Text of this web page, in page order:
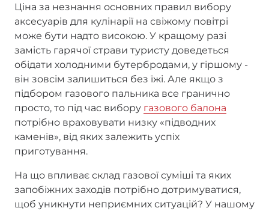
Ціна за незнання основних правил вибору
аксесуарів для кулінарії на свіжому повітрі
може бути надто високою. У кращому разі
замість гарячої страви туристу доведеться
обідати холодними бутербродами, у гіршому -
він зовсім залишиться без їжі. Але якщо з
підбором газового пальника все гранично
просто, то під час вибору газового балона
потрібно враховувати низку «підводних
каменів», від яких залежить успіх
приготування.
На що впливає склад газової суміші та яких
запобіжних заходів потрібно дотримуватися,
щоб уникнути неприємних ситуацій? У нашому